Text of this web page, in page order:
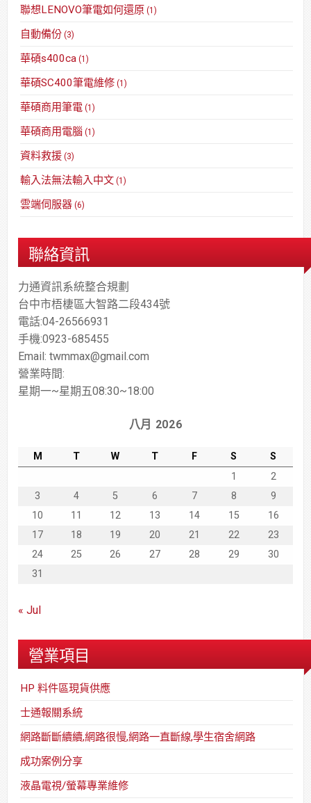
聯想LENOVO筆電如何還原 (1)
自動備份 (3)
華碩s400ca (1)
華碩SC400筆電維修 (1)
華碩商用筆電 (1)
華碩商用電腦 (1)
資料救援 (3)
輸入法無法輸入中文 (1)
雲端伺服器 (6)
聯絡資訊
力通資訊系統整合規劃
台中市梧棲區大智路二段434號
電話:04-26566931
手機:0923-685455
Email: twmmax@gmail.com
營業時間:
星期一~星期五08:30~18:00
八月 2026
M T W T F S
S
1
2
3
4 5 6 7 8
9
10
11 12 13 14 15
16
17
18 19 20 21 22
23
24
25 26 27 28 29
30
31
« Jul
營業項目
HP 料件區現貨供應
士通報關系統
網路斷斷續續,網路很慢,網路一直斷線,學生宿舍網路
成功案例分享
液晶電視/螢幕專業維修